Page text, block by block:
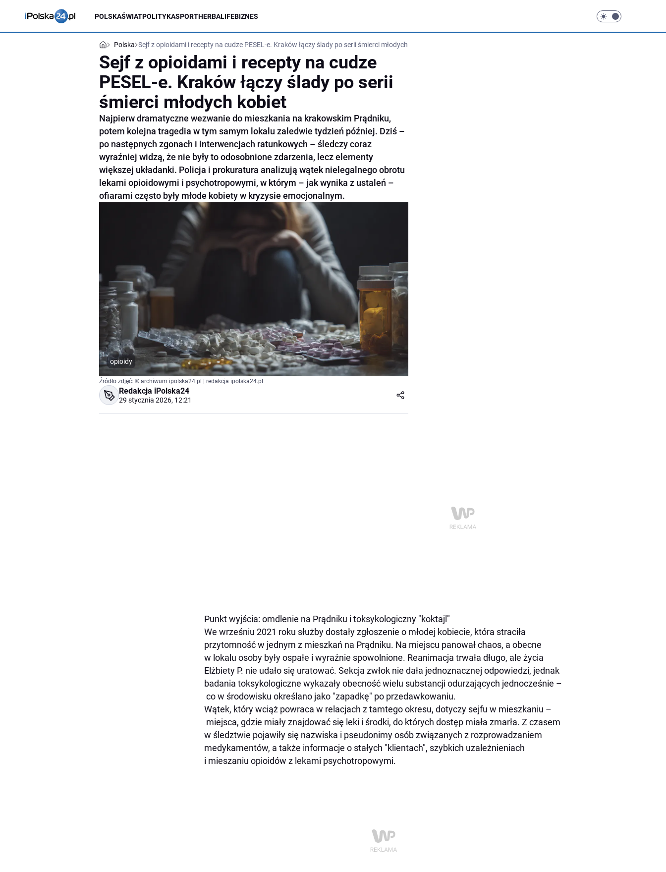
POLSKAŚWIATPOLITYKASPORTHERBALIFEBIZNES
Polska Sejf z opioidami i recepty na cudze PESEL-e. Kraków łączy ślady po serii śmierci młodych kobiet
Sejf z opioidami i recepty na cudze
PESEL-e. Kraków łączy ślady po serii
śmierci młodych kobiet
Najpierw dramatyczne wezwanie do mieszkania na krakowskim Prądniku,
potem kolejna tragedia w tym samym lokalu zaledwie tydzień później. Dziś –
po następnych zgonach i interwencjach ratunkowych – śledczy coraz
wyraźniej widzą, że nie były to odosobnione zdarzenia, lecz elementy
większej układanki. Policja i prokuratura analizują wątek nielegalnego obrotu
lekami opioidowymi i psychotropowymi, w którym – jak wynika z ustaleń –
ofiarami często były młode kobiety w kryzysie emocjonalnym.
opioidy
Źródło zdjęć: © archiwum ipolska24.pl | redakcja ipolska24.pl
Redakcja iPolska24
29 stycznia 2026, 12:21
Punkt wyjścia: omdlenie na Prądniku i toksykologiczny "koktajl"
We wrześniu 2021 roku służby dostały zgłoszenie o młodej kobiecie, która straciła
przytomność w jednym z mieszkań na Prądniku. Na miejscu panował chaos, a obecne
w lokalu osoby były ospałe i wyraźnie spowolnione. Reanimacja trwała długo, ale życia
Elżbiety P. nie udało się uratować. Sekcja zwłok nie dała jednoznacznej odpowiedzi, jednak
badania toksykologiczne wykazały obecność wielu substancji odurzających jednocześnie –
co w środowisku określano jako "zapadkę" po przedawkowaniu.
Wątek, który wciąż powraca w relacjach z tamtego okresu, dotyczy sejfu w mieszkaniu –
miejsca, gdzie miały znajdować się leki i środki, do których dostęp miała zmarła. Z czasem
w śledztwie pojawiły się nazwiska i pseudonimy osób związanych z rozprowadzaniem
medykamentów, a także informacje o stałych "klientach", szybkich uzależnieniach
i mieszaniu opioidów z lekami psychotropowymi.